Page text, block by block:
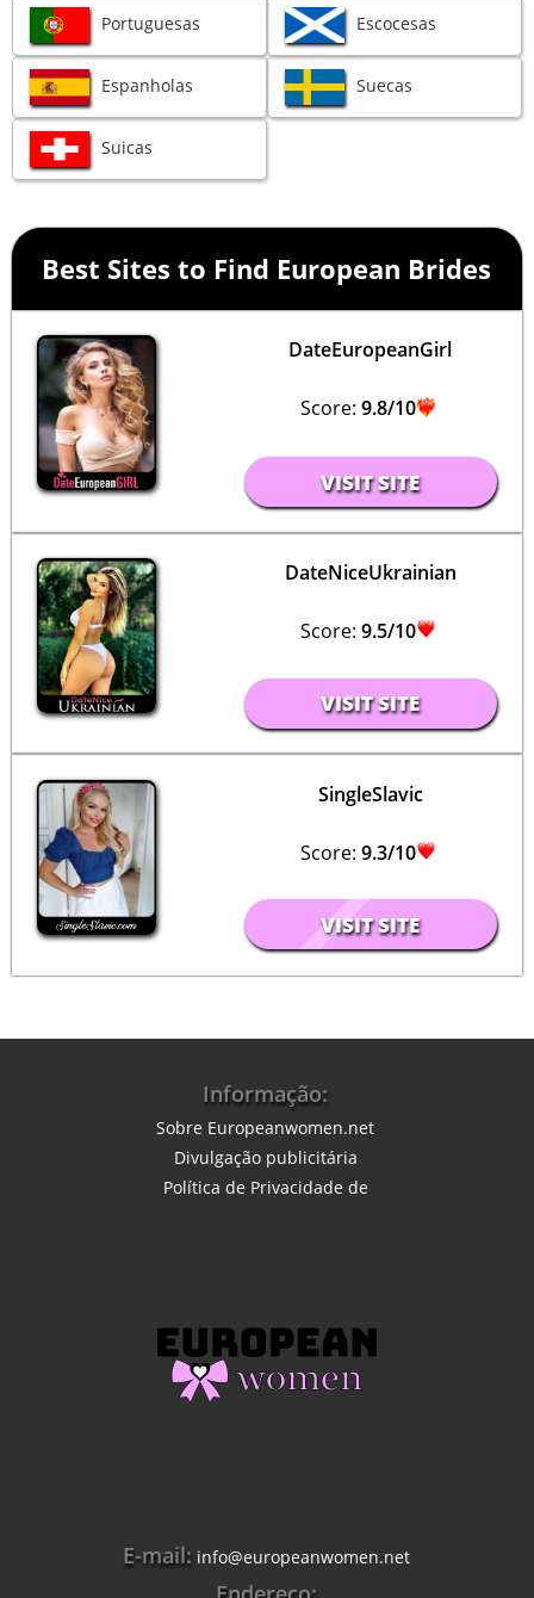
Portuguesas Escocesas
Espanholas Suecas
Suicas
Best Sites to Find European Brides
DateEuropeanGirl
Score: 9.8/10
VISIT SITE
DateNiceUkrainian
Score: 9.5/10
VISIT SITE
SingleSlavic
Score: 9.3/10
VISIT SITE
Informação:
Sobre Europeanwomen.net
Divulgação publicitária
Política de Privacidade de
E-mail: info@europeanwomen.net